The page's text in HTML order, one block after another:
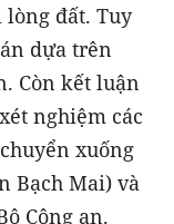
lòng đất. Tuy
dựa trên
Còn kết luận
nghiệm các
xuống
Bạch Mai) và
Công an.